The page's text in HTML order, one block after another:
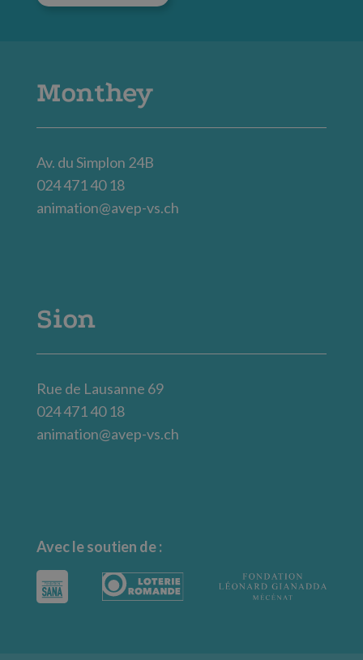
Monthey
Av. du Simplon 24B
024 471 40 18
animation@avep-vs.ch
Sion
Rue de Lausanne 69
024 471 40 18
animation@avep-vs.ch
Avec le soutien de :